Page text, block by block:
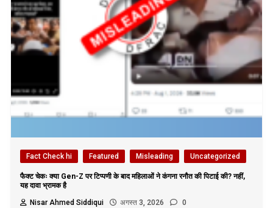
Fact Check hi Featured Misleading Uncategorized
फैक्ट चेकः क्या Gen-Z पर टिप्पणी के बाद महिलाओं ने कंगना रनौत की पिटाई की? नहीं,
यह दावा भ्रामक है
Nisar Ahmed Siddiqui
अगस्त 3, 2026 0